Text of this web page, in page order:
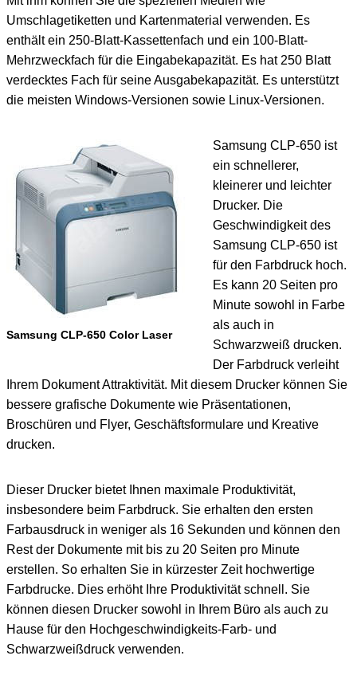
Umschlagetiketten und Kartenmaterial verwenden. Es
enthält ein 250-Blatt-Kassettenfach und ein 100-Blatt-
Mehrzweckfach für die Eingabekapazität. Es hat 250 Blatt
verdecktes Fach für seine Ausgabekapazität. Es unterstützt
die meisten Windows-Versionen sowie Linux-Versionen.
Samsung CLP-650 Color Laser
Samsung CLP-650 ist
ein schnellerer,
kleinerer und leichter
Drucker. Die
Geschwindigkeit des
Samsung CLP-650 ist
für den Farbdruck hoch.
Es kann 20 Seiten pro
Minute sowohl in Farbe
als auch in
Schwarzweiß drucken.
Der Farbdruck verleiht
Ihrem Dokument Attraktivität. Mit diesem Drucker können Sie
bessere grafische Dokumente wie Präsentationen,
Broschüren und Flyer, Geschäftsformulare und Kreative
drucken.
Dieser Drucker bietet Ihnen maximale Produktivität,
insbesondere beim Farbdruck. Sie erhalten den ersten
Farbausdruck in weniger als 16 Sekunden und können den
Rest der Dokumente mit bis zu 20 Seiten pro Minute
erstellen. So erhalten Sie in kürzester Zeit hochwertige
Farbdrucke. Dies erhöht Ihre Produktivität schnell. Sie
können diesen Drucker sowohl in Ihrem Büro als auch zu
Hause für den Hochgeschwindigkeits-Farb- und
Schwarzweißdruck verwenden.